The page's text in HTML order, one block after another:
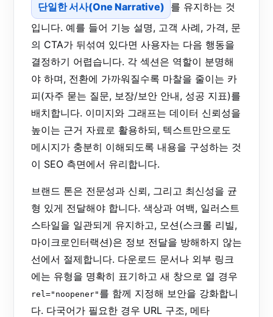
단일한 서사(One Narrative) 를 유지하는 것
입니다. 예를 들어 기능 설명, 고객 사례, 가격, 문
의 CTA가 뒤섞여 있다면 사용자는 다음 행동을
결정하기 어렵습니다. 각 섹션은 역할이 분명해
야 하며, 전환에 가까워질수록 마찰을 줄이는 카
피(자주 묻는 질문, 보장/보안 안내, 성공 지표)를
배치합니다. 이미지와 그래프는 데이터 신뢰성을
높이는 근거 자료로 활용하되, 텍스트만으로도
메시지가 충분히 이해되도록 내용을 구성하는 것
이 SEO 측면에서 유리합니다.
브랜드 톤은 전문성과 신뢰, 그리고 최신성을 균
형 있게 전달해야 합니다. 색상과 여백, 일러스트
스타일을 일관되게 유지하고, 모션(스크롤 리빌,
마이크로인터랙션)은 정보 전달을 방해하지 않는
선에서 절제합니다. 다운로드 문서나 외부 링크
에는 유형을 명확히 표기하고 새 창으로 열 경우
rel="noopener" 를 함께 지정해 보안을 강화합니
다. 다국어가 필요한 경우 URL 구조, 메타